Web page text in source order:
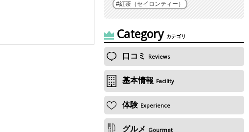
紅茶（セイロンティー）
Category カテゴリ
口コミ Reviews
基本情報 Facility
体験 Experience
グルメ Gourmet